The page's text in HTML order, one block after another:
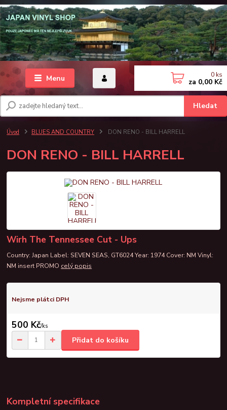
Menu
Hledat
0 ks
za 0,00 Kč
Úvod BLUES AND COUNTRY DON RENO - BILL HARRELL
DON RENO - BILL HARRELL
Wirh The Tennessee Cut - Ups
Country: Japan Label: SEVEN SEAS, GT6024 Year: 1974 Cover: NM Vinyl:
NM insert PROMO celý popis
Nejsme plátci DPH
500 Kč/ks
Přidat do košíku
Kompletní specifikace